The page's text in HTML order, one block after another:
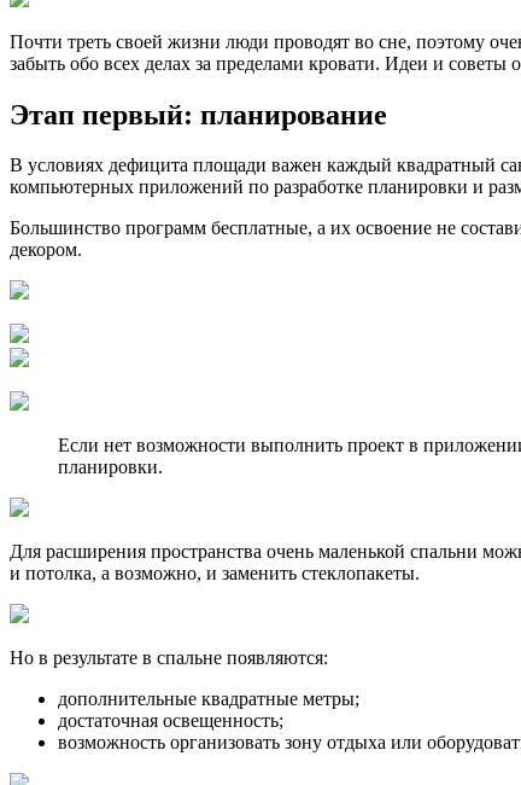
Почти треть своей жизни люди проводят во сне, поэтому
забыть обо всех делах за пределами кровати. Идеи и советы
Этап первый: планирование
В условиях дефицита площади важен каждый квадратный
компьютерных приложений по разработке планировки и
Большинство программ бесплатные, а их освоение не
декором.
Если нет возможности выполнить проект в
планировки.
Для расширения пространства очень маленькой спальни
и потолка, а возможно, и заменить стеклопакеты.
Но в результате в спальне появляются:
дополнительные квадратные метры;
достаточная освещенность;
возможность организовать зону отдыха или